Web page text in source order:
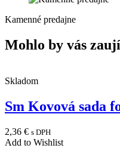
Kamenné predajne
Mohlo by vás
Skladom
Sm Kovová sada
2,36 € s DPH
Add to Wishlist